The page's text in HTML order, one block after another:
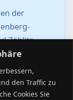
den Traffic zu
Cookies Sie
der
Zöblitz-